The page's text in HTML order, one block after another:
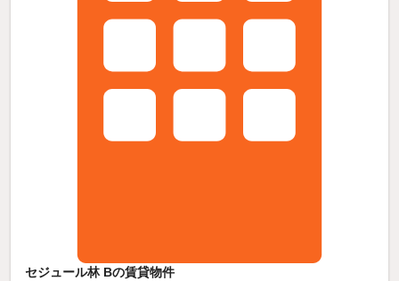
セジュール林 Bの賃貸物件